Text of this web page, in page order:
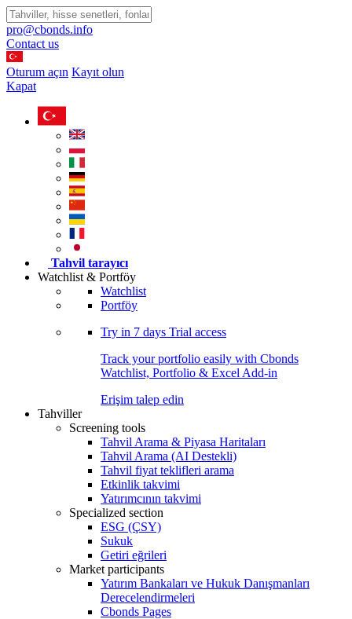
pro@cbonds.info
Contact us
Oturum açın Kayıt olun
Kapat
Tahvil tarayıcı
Watchlist & Portföy
Watchlist
Portföy
Try in 7 days Trial access
Track your portfolio easily with Cbonds
Watchlist, Portfolio & Excel Add-in
Erişim talep edin
Tahviller
Screening tools
Tahvil Arama & Piyasa Haritaları
Tahvil Arama (AI Destekli)
Tahvil fiyat teklifleri arama
Etkinlik takvimi
Yatırımcının takvimi
Specialized section
ESG (ÇSY)
Sukuk
Getiri eğrileri
Market participants
Yatırım Bankaları ve Hukuk Danışmanları
Derecelendirmeleri
Cbonds Pages